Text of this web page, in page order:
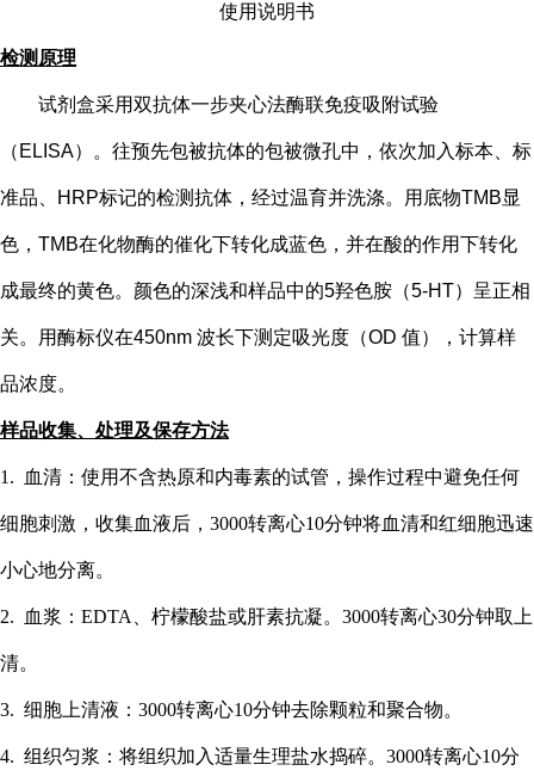
使用说明书
检测原理
试剂盒采用双抗体一步夹心法酶联免疫吸附试验
（ ELISA）。往预先包被抗体的包被微孔中，依次加入标本、标
准品、HRP标记的检测抗体，经过温育并洗涤。用底物TMB显
色，TMB在化物酶的催化下转化成蓝色，并在酸的作用下转化
成最终的黄色。颜色的深浅和样品中的5羟色胺（5-HT） 呈正相
关。用酶标仪在450nm 波长下测定吸光度（OD 值），计算样
品浓度。
样品收集、处理及保存方法
1. 血清：使用不含热原和内毒素的试管，操作过程中避免任何
细胞刺激，收集血液后，3000转离心10分钟将血清和红细胞迅速
小心地分离。
2. 血浆：EDTA、柠檬酸盐或肝素抗凝。3000转离心30分钟取上
清。
3. 细胞上清液：3000转离心10分钟去除颗粒和聚合物。
4. 组织匀浆：将组织加入适量生理盐水捣碎。3000转离心10分